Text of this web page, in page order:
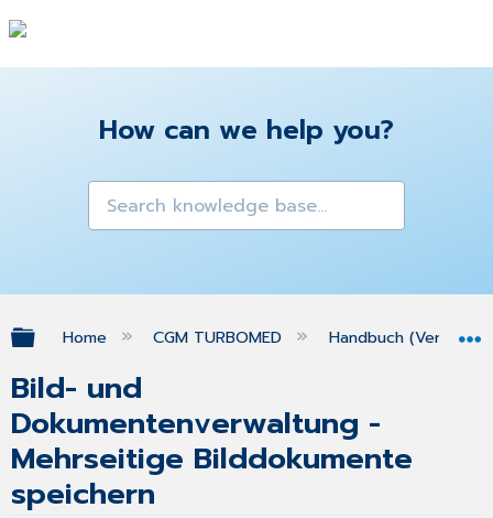
How can we help you?
Expand/collapse global hierarchy
Home CGM TURBOMED Handbuch (Version
Bild- und
Dokumentenverwaltung -
Mehrseitige Bilddokumente
speichern